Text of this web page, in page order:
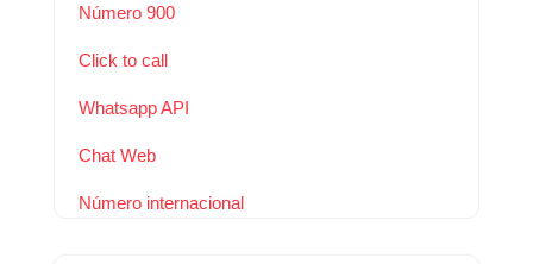
Número 900
Click to call
Whatsapp API
Chat Web
Número internacional